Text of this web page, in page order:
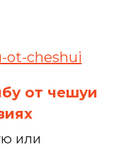
от чешуи
или